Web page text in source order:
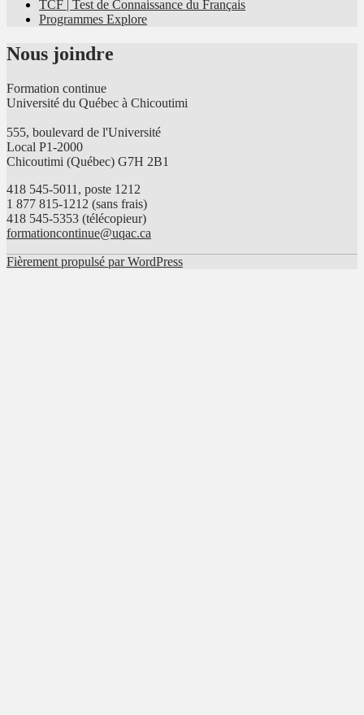
TCF | Test de Connaissance du Français
Programmes Explore
Nous joindre
Formation continue
Université du Québec à Chicoutimi
555, boulevard de l'Université
Local P1-2000
Chicoutimi (Québec) G7H 2B1
418 545-5011, poste 1212
1 877 815-1212 (sans frais)
418 545-5353 (télécopieur)
formationcontinue@uqac.ca
Fièrement propulsé par WordPress